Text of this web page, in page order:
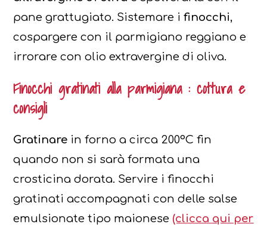
pane grattugiato. Sistemare ifinocchi,
cospargere con il parmigiano reggiano e
irrorare con olio extravergine di oliva.
Finocchi gratinati alla parmigiana : cottura e
consigli
Gratinare in forno a circa 200°C fin
quando non si sarà formata una
crosticina dorata. Servire i finocchi
gratinati accompagnati con delle salse
emulsionate tipo maionese (clicca qui per